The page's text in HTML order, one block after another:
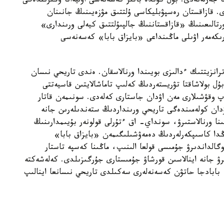
رەسپۋبليكاسى ۇلتتىق مۋزەيىنىڭ جانىنان
«قازاقستاننىڭ جالپىۇلتتىق كيەلى ورىندارى»
سارىكەمەر اۋىلى ماڭىنداعى «بايزاق بابا» كەسەنەسى
ءدالىزى بويىندا ورنالاسقان. ەندى تاريحي نىسان
بولاشاقتا تۋريستەردىڭ كەلىپ تاماشالايتىن قاسيەتتى
وقۋشىلارى مەن اۋدان جاستارى كەلەدى. سونىمەن قاتار
كولەمىندەگى تاريحي ورىنداردىڭ ستەندىلەرىن جانە
ورنالاستىرۋ، سونداي- اق ءتۇرلى قولونەر بۇيىمدارىنىڭ
كاسىپكەرلەردىڭ دەمەۋشىلىگىمەن «بايزاق بابا»
جۇمىسى قولعا الىنىپ، ماڭىنا كەسپە تاستار
جانە اينالاسىن قورشاۋ جۇمىستارى جۇرگىزىلدى. كەلەشەكتە
حاتۋن كەسەنەلەرى سەكىلدى تاريحي نىسانعا اينالىپ